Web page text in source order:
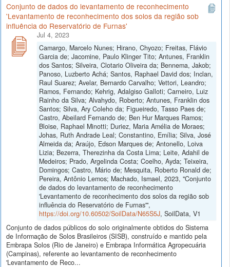
Conjunto de dados do levantamento de reconhecimento
'Levantamento de reconhecimento dos solos da região sob
influência do Reservatório de Furnas'
Jul 4, 2023
Camargo, Marcelo Nunes; Hirano, Chyozo; Freitas, Flávio
Garcia de; Jacomine, Paulo Klinger Tito; Antunes, Franklin
dos Santos; Silveira, Clotario Oliveira da; Bennema, Jakob;
Panoso, Luzberto Achá; Santos, Raphael David dos; Inclan,
Raul Suarez; Avelar, Bernardo Carvalho; Vettori, Leandro;
Ramos, Fernando; Kehrig, Adalgiso Galloti; Carneiro, Luiz
Rainho da Silva; Alvahydo, Roberto; Antunes, Franklin dos
Santos; Silva, Ary Coleho da; Figueiredo, Tasso Paes de;
Castro, Abeilard Fernando de; Ben Hur Marques Ramos;
Bloise, Raphael Minotti; Duriez, Maria Amélia de Moraes;
Johas, Ruth Andrade Leal; Constantino, Emília; Silva, José
Almeida da; Araújo, Edson Marques de; Antonello, Loiva
Lizia; Bezerra, Therezinha da Costa Lima; Leite, Adahil de
Medeiros; Prado, Argelinda Costa; Coelho, Ayda; Teixeira,
Domingos; Castro, Mário de; Mesquita, Roberto Ronald de;
Pereira, Antônio Lemos; Machado, Ismael, 2023, "Conjunto
de dados do levantamento de reconhecimento
'Levantamento de reconhecimento dos solos da região sob
influência do Reservatório de Furnas'",
https://doi.org/10.60502/SoilData/N65S5J, SoilData, V1
Conjunto de dados públicos do solo originalmente obtidos do Sistema
de Informação de Solos Brasileiros (SISB), construído e mantido pela
Embrapa Solos (Rio de Janeiro) e Embrapa Informática Agropecuária
(Campinas), referente ao levantamento de reconhecimento
'Levantamento de Reco...